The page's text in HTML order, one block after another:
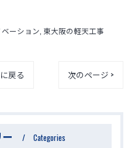
ベーション 東大阪の軽天工事
戻る 次のページ >
Categories